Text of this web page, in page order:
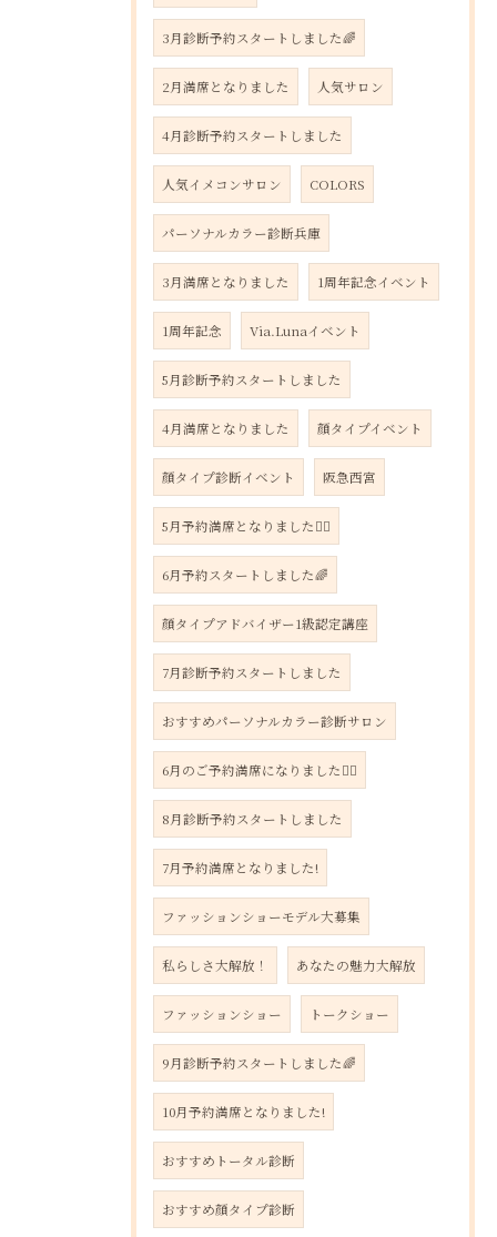
3月診断予約スタートしました🌈
2月満席となりました 人気サロン
4月診断予約スタートしました
人気イメコンサロン COLORS
パーソナルカラー診断兵庫
3月満席となりました 1周年記念イベント
1周年記念 Via.Lunaイベント
5月診断予約スタートしました
4月満席となりました 顔タイプイベント
顔タイプ診断イベント 阪急西宮
5月予約満席となりました🙇‍♀️
6月予約スタートしました🌈
顔タイプアドバイザー1級認定講座
7月診断予約スタートしました
おすすめパーソナルカラー診断サロン
6月のご予約満席になりました🙇‍♀️
8月診断予約スタートしました
7月予約満席となりました!
ファッションショーモデル大募集
私らしさ大解放！ あなたの魅力大解放
ファッションショー トークショー
9月診断予約スタートしました🌈
10月予約満席となりました!
おすすめトータル診断
おすすめ顔タイプ診断